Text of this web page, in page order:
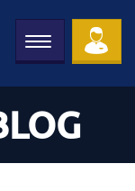
Federais
Toggle
navigation